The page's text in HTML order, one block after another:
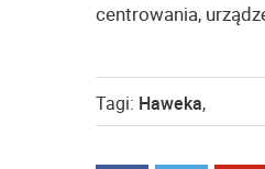
centrowania,
Tagi: Haweka,